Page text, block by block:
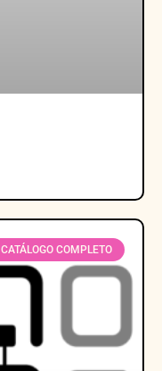
CATÁLOGO COMPLETO